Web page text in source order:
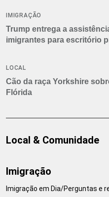
IMIGRAÇÃO
Trump entrega a
imigrantes para escritório
LOCAL
Cão da raça Yorkshire
Flórida
Local & Comunidade
Imigração
Imigração em Dia/Perguntas e